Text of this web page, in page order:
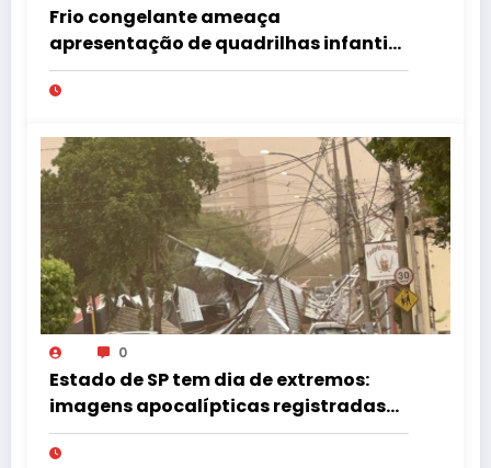
Frio congelante ameaça
apresentação de quadrilhas infantis
no Tupã Junina
0
Estado de SP tem dia de extremos:
imagens apocalípticas registradas
na região